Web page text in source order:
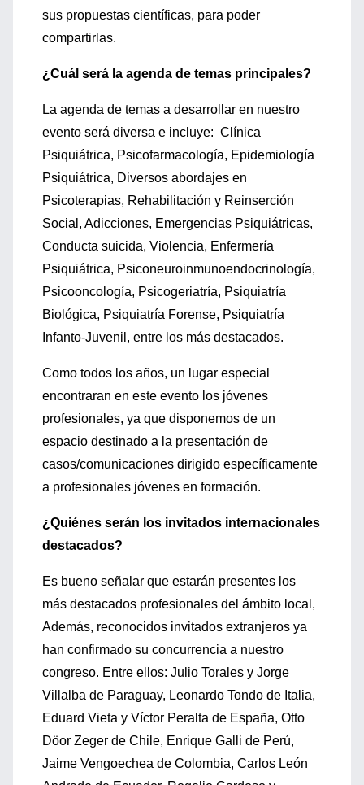
sus propuestas científicas, para poder
compartirlas.
¿Cuál será la agenda de temas principales?
La agenda de temas a desarrollar en nuestro
evento será diversa e incluye: Clínica
Psiquiátrica, Psicofarmacología, Epidemiología
Psiquiátrica, Diversos abordajes en
Psicoterapias, Rehabilitación y Reinserción
Social, Adicciones, Emergencias Psiquiátricas,
Conducta suicida, Violencia, Enfermería
Psiquiátrica, Psiconeuroinmunoendocrinología,
Psicooncología, Psicogeriatría, Psiquiatría
Biológica, Psiquiatría Forense, Psiquiatría
Infanto-Juvenil, entre los más destacados.
Como todos los años, un lugar especial
encontraran en este evento los jóvenes
profesionales, ya que disponemos de un
espacio destinado a la presentación de
casos/comunicaciones dirigido específicamente
a profesionales jóvenes en formación.
¿Quiénes serán los invitados internacionales
destacados?
Es bueno señalar que estarán presentes los
más destacados profesionales del ámbito local,
Además, reconocidos invitados extranjeros ya
han confirmado su concurrencia a nuestro
congreso. Entre ellos: Julio Torales y Jorge
Villalba de Paraguay, Leonardo Tondo de Italia,
Eduard Vieta y Víctor Peralta de España, Otto
Döor Zeger de Chile, Enrique Galli de Perú,
Jaime Vengoechea de Colombia, Carlos León